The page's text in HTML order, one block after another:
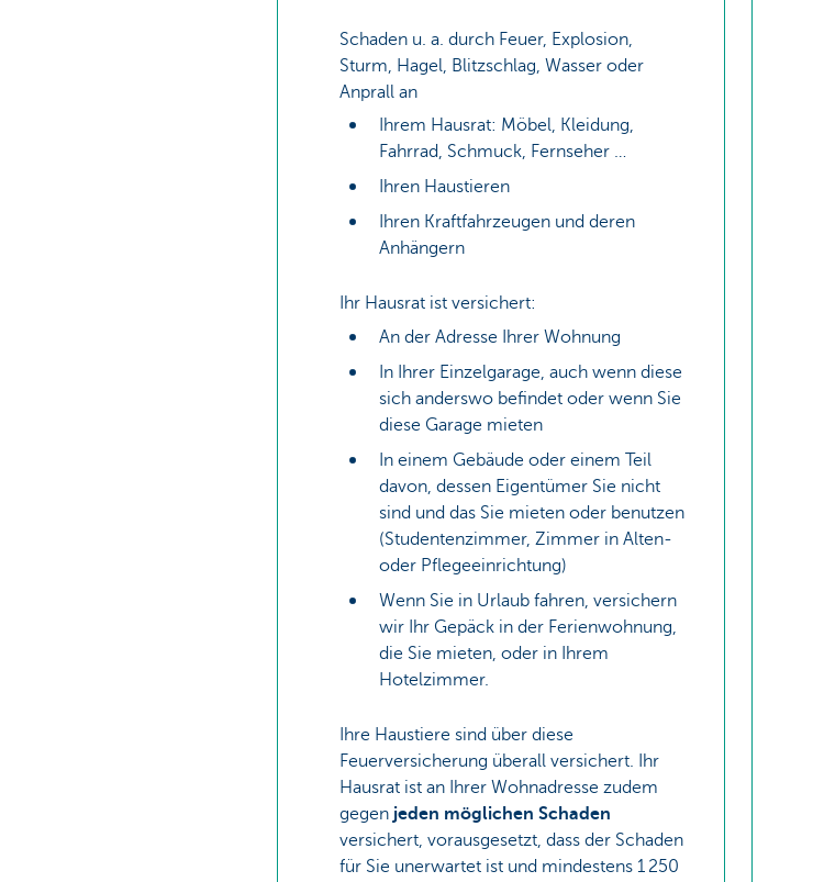
Schaden u. a. durch Feuer, Explosion,
Sturm, Hagel, Blitzschlag, Wasser oder
Anprall an
Ihrem Hausrat: Möbel, Kleidung,
Fahrrad, Schmuck, Fernseher …
Ihren Haustieren
Ihren Kraftfahrzeugen und deren
Anhängern
Ihr Hausrat ist versichert:
An der Adresse Ihrer Wohnung
In Ihrer Einzelgarage, auch wenn diese
sich anderswo befindet oder wenn Sie
diese Garage mieten
In einem Gebäude oder einem Teil
davon, dessen Eigentümer Sie nicht
sind und das Sie mieten oder benutzen
(Studentenzimmer, Zimmer in Alten-
oder Pflegeeinrichtung)
Wenn Sie in Urlaub fahren, versichern
wir Ihr Gepäck in der Ferienwohnung,
die Sie mieten, oder in Ihrem
Hotelzimmer.
Ihre Haustiere sind über diese
Feuerversicherung überall versichert. Ihr
Hausrat ist an Ihrer Wohnadresse zudem
gegen jeden möglichen Schaden
versichert, vorausgesetzt, dass der Schaden
für Sie unerwartet ist und mindestens 1 250